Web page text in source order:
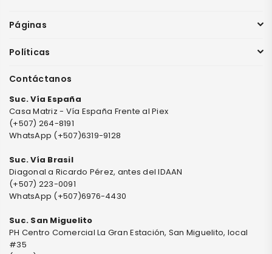
Páginas
Políticas
Contáctanos
Suc. Vía España
Casa Matriz - Vía España Frente al Piex
(+507) 264-8191
WhatsApp (+507)6319-9128
Suc. Vía Brasil
Diagonal a Ricardo Pérez, antes del IDAAN
(+507) 223-0091
WhatsApp (+507)6976-4430
Suc. San Miguelito
PH Centro Comercial La Gran Estación, San Miguelito, local
#35